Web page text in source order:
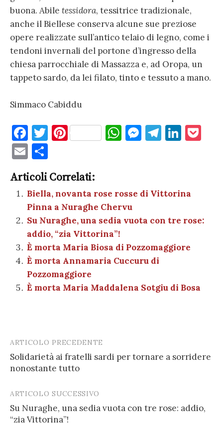
buona. Abile tessidora, tessitrice tradizionale,
anche il Biellese conserva alcune sue preziose
opere realizzate sull’antico telaio di legno, come i
tendoni invernali del portone d’ingresso della
chiesa parrocchiale di Massazza e, ad Oropa, un
tappeto sardo, da lei filato, tinto e tessuto a mano.
Simmaco Cabiddu
F
a
c
e
b
o
o
k
T
te
r
Pi
es
t
W
A
p
p
M
g
T
a
m
Li
dI
E
m
ai
l
n
di
vi
di
Articoli Correlati:
Biella, novanta rose rosse di Vittorina
Pinna a Nuraghe Chervu
Su Nuraghe, una sedia vuota con tre rose:
addio, “zia Vittorina”!
È morta Maria Biosa di Pozzomaggiore
È morta Annamaria Cuccuru di
Pozzomaggiore
È morta Maria Maddalena Sotgiu di Bosa
Post
navigation
ARTICOLO PRECEDENTE
Solidarietà ai fratelli sardi per tornare a sorridere
nonostante tutto
ARTICOLO SUCCESSIVO
Su Nuraghe, una sedia vuota con tre rose: addio,
“zia Vittorina”!